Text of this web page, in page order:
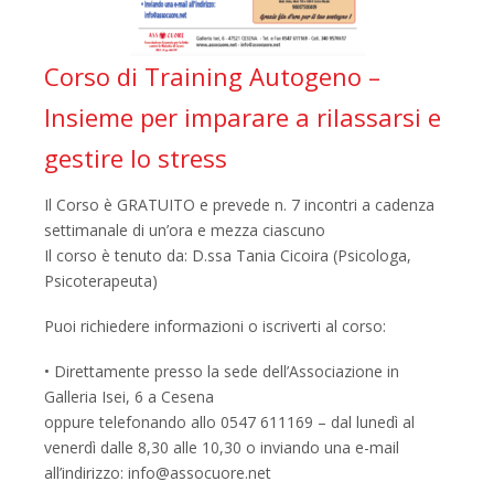
Corso di Training Autogeno –
Insieme per imparare a rilassarsi e
gestire lo stress
Il Corso è GRATUITO e prevede n. 7 incontri a cadenza
settimanale di un’ora e mezza ciascuno
Il corso è tenuto da: D.ssa Tania Cicoira (Psicologa,
Psicoterapeuta)
Puoi richiedere informazioni o iscriverti al corso:
• Direttamente presso la sede dell’Associazione in
Galleria Isei, 6 a Cesena
oppure telefonando allo 0547 611169 – dal lunedì al
venerdì dalle 8,30 alle 10,30 o inviando una e-mail
all’indirizzo: info@assocuore.net